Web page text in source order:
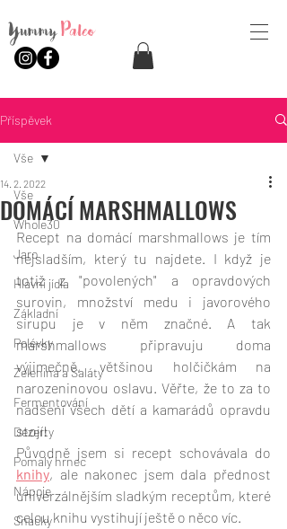
YummyPaleo
Příspěvek
Vše
Whole30
Jaro
Hlavní jídla
Základní
Polévky
Zelenina a Saláty
Fermentování
Dezerty
Pomalý hrnec
Nápoje
Snacky
Vše
DOMÁCÍ MARSHMALLOWS
14. 2. 2022
Recept na domácí marshmallows je tím
nejsladším, který tu najdete. I když je
totiž z "povolených" a opravdových
surovin, množství medu i javorového
sirupu je v něm značné. A tak
marshmallows připravuju doma
výjimečně, většinou holčičkám na
narozeninovou oslavu. Věřte, že to za to
nadšení všech dětí a kamarádů opravdu
stojí!
knihy, ale nakonec jsem dala přednost
univerzálnějším sladkým receptům, které
celou knihu vystihují ještě o něco víc.